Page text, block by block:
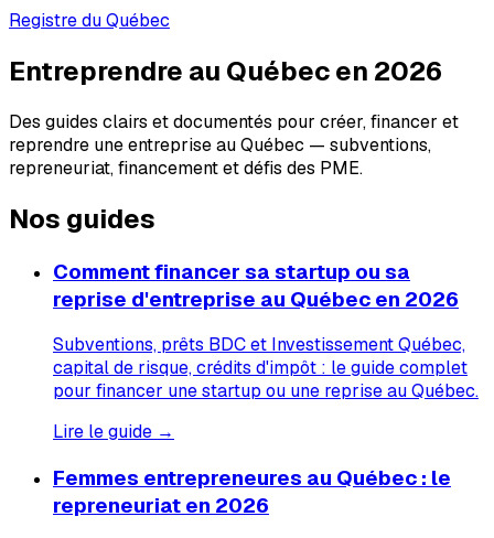
Registre du Québec
Entreprendre au Québec en 2026
Des guides clairs et documentés pour créer, financer et
reprendre une entreprise au Québec — subventions,
repreneuriat, financement et défis des PME.
Nos guides
Comment financer sa startup ou sa
reprise d'entreprise au Québec en 2026
Subventions, prêts BDC et Investissement Québec,
capital de risque, crédits d'impôt : le guide complet
pour financer une startup ou une reprise au Québec.
Lire le guide →
Femmes entrepreneures au Québec : le
repreneuriat en 2026